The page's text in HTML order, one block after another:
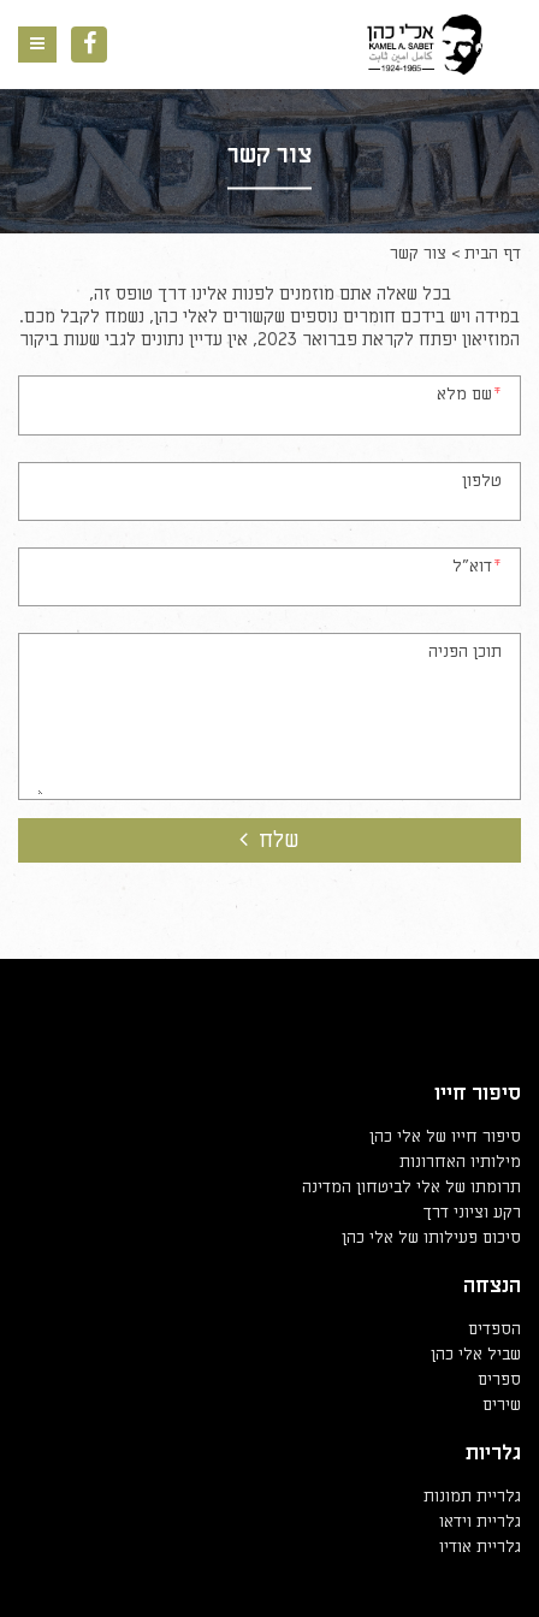
ניווט
צור קשר
דף הבית צור קשר
בכל שאלה אתם מוזמנים לפנות אלינו דרך טופס זה,
במידה ויש בידכם חומרים נוספים שקשורים לאלי כהן, נשמח לקבל מכם.
המוזיאון יפתח לקראת פברואר 2023, אין עדיין נתונים לגבי שעות ביקור
*שם מלא
טלפון
*דוא"ל
תוכן הפניה
שלח
סיפור חייו
סיפור חייו של אלי כהן
מילותיו האחרונות
תרומתו של אלי לביטחון המדינה
רקע וציוני דרך
סיכום פעילותו של אלי כהן
הנצחה
הספדים
שביל אלי כהן
ספרים
שירים
גלריות
גלריית תמונות
גלריית וידאו
גלריית אודיו